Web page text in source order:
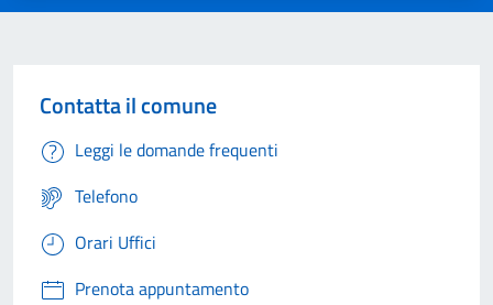
Contatta il comune
Leggi le domande frequenti
Telefono
Orari Uffici
Prenota appuntamento